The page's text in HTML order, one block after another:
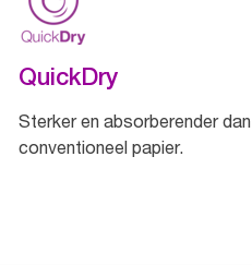
QuickDry
Sterker en absorberender dan
conventioneel papier.